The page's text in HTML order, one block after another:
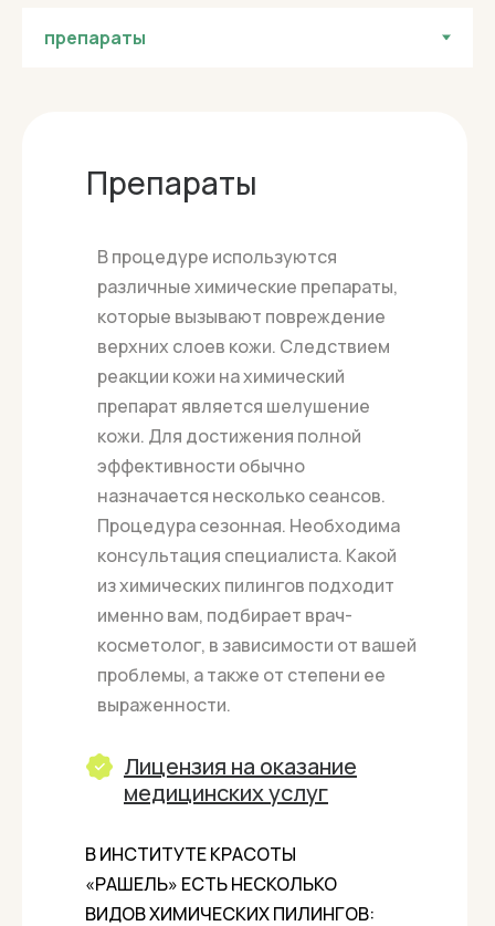
Препараты
В ИНСТИТУТЕ КРАСОТЫ
«РАШЕЛЬ» ЕСТЬ НЕСКОЛЬКО
ВИДОВ ХИМИЧЕСКИХ ПИЛИНГОВ:
В процедуре используются
различные химические препараты,
которые вызывают повреждение
верхних слоев кожи. Следствием
реакции кожи на химический
препарат является шелушение
кожи. Для достижения полной
эффективности обычно
назначается несколько сеансов.
Процедура сезонная. Необходима
консультация специалиста. Какой
из химических пилингов подходит
именно вам, подбирает врач-
косметолог, в зависимости от вашей
проблемы, а также от степени ее
выраженности.
Лицензия на оказание
медицинских услуг